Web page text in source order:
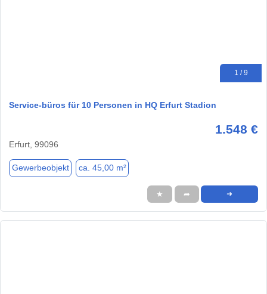
1 / 9
Service-büros für 10 Personen in HQ Erfurt Stadion
1.548 €
Erfurt, 99096
Gewerbeobjekt ca. 45,00 m²
★ ➦ ➜